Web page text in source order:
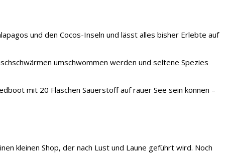
und den Cocos-Inseln und lässt alles bisher Erlebte auf
umschwommen werden und seltene Spezies
mit 20 Flaschen Sauerstoff auf rauer See sein können –
kleinen Shop, der nach Lust und Laune geführt wird. Noch